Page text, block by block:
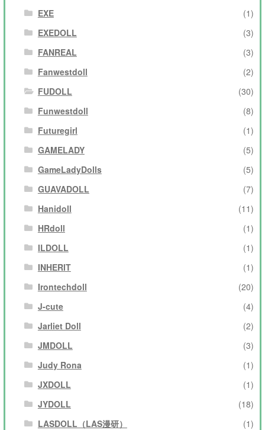
EXE
(1)
EXEDOLL
(3)
FANREAL
(3)
Fanwestdoll
(2)
FUDOLL
(30)
Funwestdoll
(8)
Futuregirl
(1)
GAMELADY
(5)
GameLadyDolls
(5)
GUAVADOLL
(7)
Hanidoll
(11)
HRdoll
(1)
ILDOLL
(1)
INHERIT
(1)
Irontechdoll
(20)
J-cute
(4)
Jarliet Doll
(2)
JMDOLL
(3)
Judy Rona
(1)
JXDOLL
(1)
JYDOLL
(18)
LASDOLL（LAS漫研）
(1)